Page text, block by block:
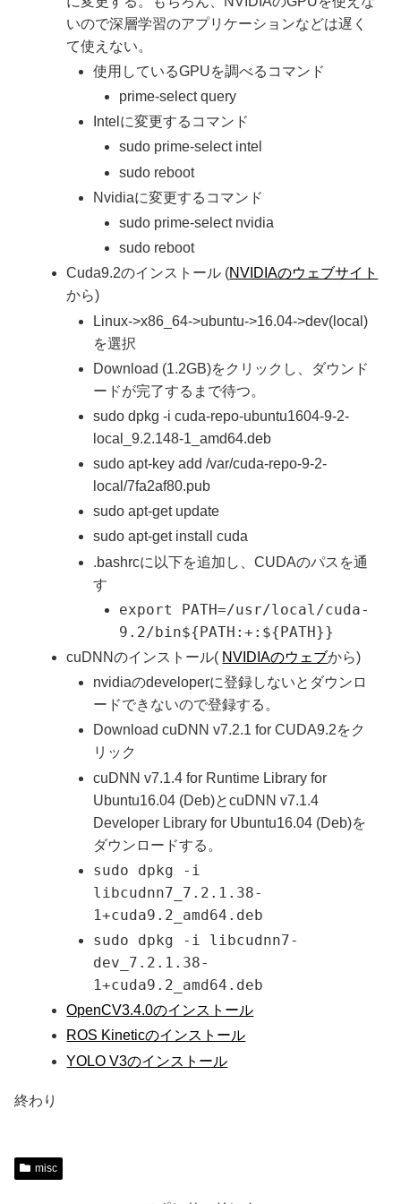
いので深層学習のアプリケーションなどは遅く
て使えない。
使用しているGPUを調べるコマンド
prime-select query
Intelに変更するコマンド
sudo prime-select intel
sudo reboot
Nvidiaに変更するコマンド
sudo prime-select nvidia
sudo reboot
Cuda9.2のインストール (NVIDIAのウェブサイト
から)
Linux->x86_64->ubuntu->16.04->dev(local)
を選択
Download (1.2GB)をクリックし、ダウンド
ードが完了するまで待つ。
sudo dpkg -i cuda-repo-ubuntu1604-9-2-
local_9.2.148-1_amd64.deb
sudo apt-key add /var/cuda-repo-9-2-
local/7fa2af80.pub
sudo apt-get update
sudo apt-get install cuda
.bashrcに以下を追加し、CUDAのパスを通
す
export PATH=/usr/local/cuda-
9.2/bin${PATH:+:${PATH}}
cuDNNのインストール( NVIDIAのウェブから)
nvidiaのdeveloperに登録しないとダウンロ
ードできないので登録する。
Download cuDNN v7.2.1 for CUDA9.2をク
リック
cuDNN v7.1.4 for Runtime Library for
Ubuntu16.04 (Deb)とcuDNN v7.1.4
Developer Library for Ubuntu16.04 (Deb)を
ダウンロードする。
sudo dpkg -i
libcudnn7_7.2.1.38-
1+cuda9.2_amd64.deb
sudo dpkg -i libcudnn7-
dev_7.2.1.38-
1+cuda9.2_amd64.deb
OpenCV3.4.0のインストール
ROS Kineticのインストール
YOLO V3のインストール
終わり
misc